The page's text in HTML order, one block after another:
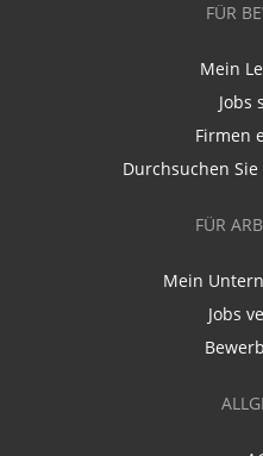
FÜR
Mein
Jobs
Firmen
Durchsuchen
FÜR
Mein
Jobs